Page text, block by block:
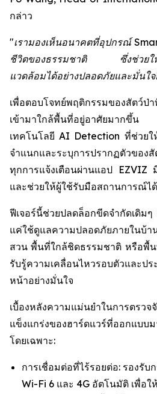
กล่าว
"เรามองเห็นอนาคตที่อุปกรณ์
ชีวิตของธรรมชาติ ซึ่งช่วยให้
แวดล้อมได้อย่างปลอดภัยและมั่นใ
เพื่อตอบโจทย์พฤติกรรมของสัตว์ป่
เข้ามาใกล้พื้นที่อยู่อาศัยมาก
เทคโนโลยี AI Detection ที่ช่วย
จำแนกและระบุการปรากฏตัวของ
ทุกการแจ้งเตือนผ่านแอป EZVIZ
และช่วยให้ผู้ใช้รับมือสถานการณ์ไ
ฟีเจอร์นี้ช่วยปลดล็อกขีดจำกัดเดิมๆ
แค่ใช้ดูแลความปลอดภัยภายในบ้า
สวน พื้นที่ใกล้ชิดธรรมชาติ หรือพื้น
รับรู้ความเคลื่อนไหวรอบตัวและปร
หน้าอย่างมั่นใจ
เบื้องหลังความแม่นยำในการต
แข็งแกร่งของฮาร์ดแวร์ที่ออกแบบ
โดยเฉพาะ:
การเชื่อมต่อที่ไร้รอยต่อ: รองรับ
Wi-Fi 6 และ 4G อัตโนมัติ เพื่อ